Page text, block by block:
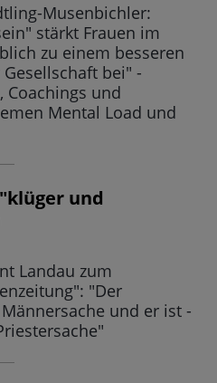
Musenbichler:
stärkt Frauen im
zu einem besseren
bei" -
Coachings und
Mental Load und
und
Landau zum
"Der
und er ist -